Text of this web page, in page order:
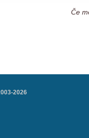
Če
2026